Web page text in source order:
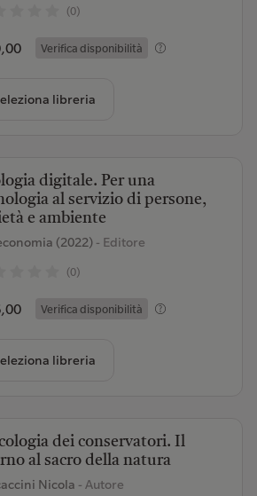
(0)
Verifica disponibilità
libreria
digitale. Per una
al servizio di persone,
e ambiente
(2022)- Editore
(0)
Verifica disponibilità
libreria
dei conservatori. Il
al sacro della natura
Nicola - Autore